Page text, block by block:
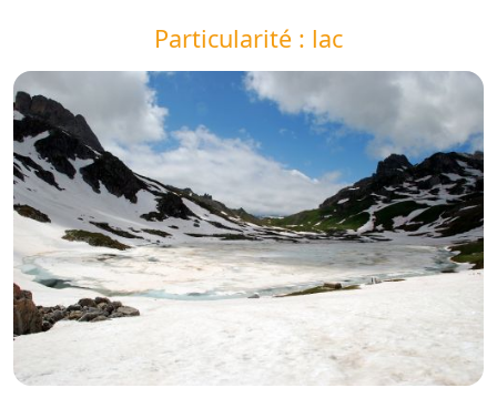
Particularité : lac